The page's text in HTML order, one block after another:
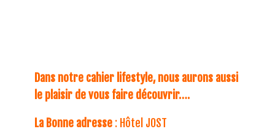
Dans notre cahier lifestyle, nous aurons aussi
le plaisir de vous faire découvrir….
La Bonne adresse : Hôtel JOST